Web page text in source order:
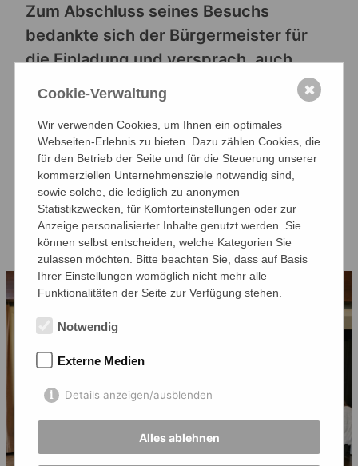
Zum Abschluss seines Besuchs
bedankte sich der Bürgermeister für
die Einladung und versprach, auch
unserer Schule zu bleiben. Die
Schülerinnen und Schüler zeigten sich
begeistert von diesem Blick hinter die
Kulissen der Kommunalpolitik – ein Tag,
der sicher lange in Erinnerung bleiben
wird.
Cookie-Verwaltung
Wir verwenden Cookies, um Ihnen ein optimales
Webseiten-Erlebnis zu bieten. Dazu zählen Cookies, die
für den Betrieb der Seite und für die Steuerung unserer
kommerziellen Unternehmensziele notwendig sind,
sowie solche, die lediglich zu anonymen
Statistikzwecken, für Komforteinstellungen oder zur
Anzeige personalisierter Inhalte genutzt werden. Sie
können selbst entscheiden, welche Kategorien Sie
zulassen möchten. Bitte beachten Sie, dass auf Basis
Ihrer Einstellungen womöglich nicht mehr alle
Funktionalitäten der Seite zur Verfügung stehen.
Notwendig
Externe Medien
Details anzeigen/ausblenden
Alles ablehnen
✖